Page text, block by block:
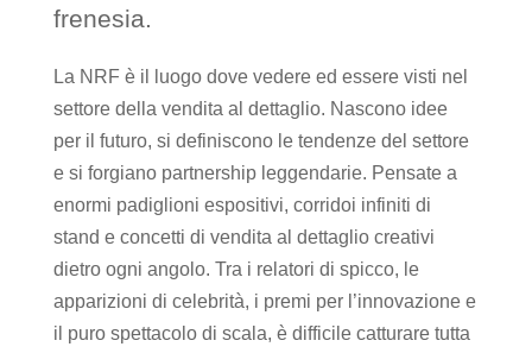
frenesia.
La NRF è il luogo dove vedere ed essere visti nel
settore della vendita al dettaglio. Nascono idee
per il futuro, si definiscono le tendenze del settore
e si forgiano partnership leggendarie. Pensate a
enormi padiglioni espositivi, corridoi infiniti di
stand e concetti di vendita al dettaglio creativi
dietro ogni angolo. Tra i relatori di spicco, le
apparizioni di celebrità, i premi per l’innovazione e
il puro spettacolo di scala, è difficile catturare tutta